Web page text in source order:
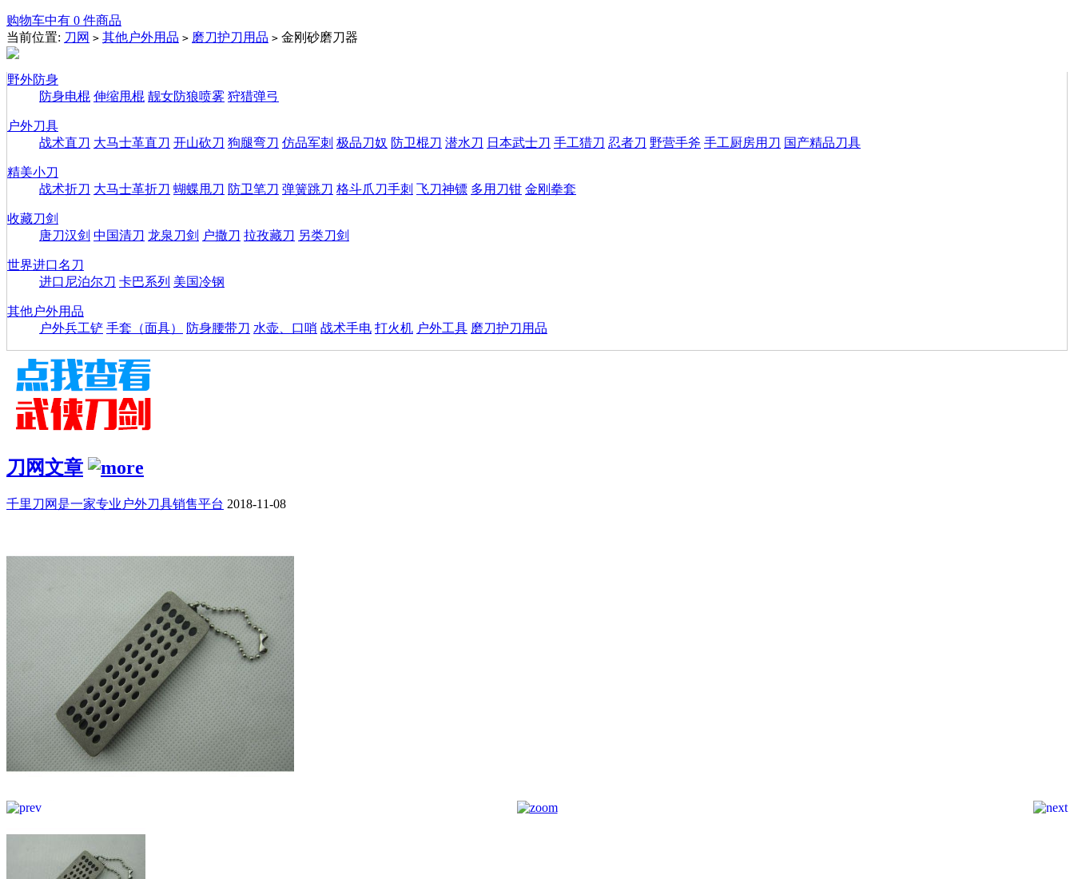
购物车中有 0 件商品
当前位置: 刀网 > 其他户外用品 > 磨刀护刀用品 > 金刚砂磨刀器
野外防身
防身电棍 伸缩甩棍 靓女防狼喷雾 狩猎弹弓
户外刀具
战术直刀 大马士革直刀 开山砍刀 狗腿弯刀 仿品军刺 极品刀奴 防卫棍刀 潜水刀 日本武士刀 手工猎刀 忍者刀 野营手斧 手工厨房用刀 国产精品刀具
精美小刀
战术折刀 大马士革折刀 蝴蝶甩刀 防卫笔刀 弹簧跳刀 格斗爪刀手刺 飞刀神镖 多用刀钳 金刚拳套
收藏刀剑
唐刀汉剑 中国清刀 龙泉刀剑 户撒刀 拉孜藏刀 另类刀剑
世界进口名刀
进口尼泊尔刀 卡巴系列 美国冷钢
其他户外用品
户外兵工铲 手套（面具） 防身腰带刀 水壶、口哨 战术手电 打火机 户外工具 磨刀护刀用品
刀网文章
千里刀网是一家专业户外刀具销售平台 2018-11-08